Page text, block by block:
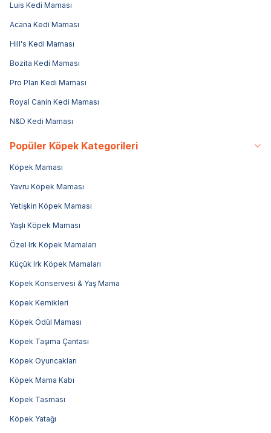
Luis Kedi Maması
Acana Kedi Maması
Hill's Kedi Maması
Bozita Kedi Maması
Pro Plan Kedi Maması
Royal Canin Kedi Maması
N&D Kedi Maması
Popüler Köpek Kategorileri
Köpek Maması
Yavru Köpek Maması
Yetişkin Köpek Maması
Yaşlı Köpek Maması
Özel Irk Köpek Mamaları
Küçük Irk Köpek Mamaları
Köpek Konservesi & Yaş Mama
Köpek Kemikleri
Köpek Ödül Maması
Köpek Taşıma Çantası
Köpek Oyuncakları
Köpek Mama Kabı
Köpek Tasması
Köpek Yatağı